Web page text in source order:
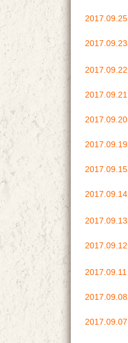
2017.09.25
2017.09.23
2017.09.22
2017.09.21
2017.09.20
2017.09.19
2017.09.15
2017.09.14
2017.09.13
2017.09.12
2017.09.11
2017.09.08
2017.09.07